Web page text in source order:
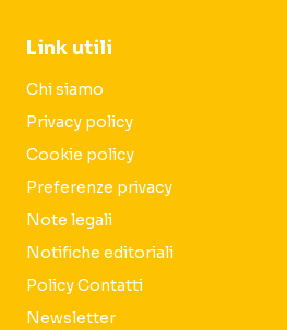
Link utili
Chi siamo
Privacy policy
Cookie policy
Preferenze privacy
Note legali
Notifiche editoriali
Policy Contatti
Newsletter